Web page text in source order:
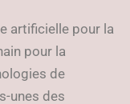
artificielle pour la
pour la
de
unes des